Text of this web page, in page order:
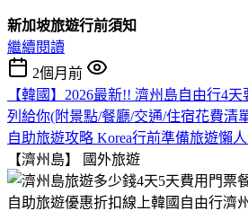
新加坡旅遊行前須知
繼續閱讀
2個月前
【韓國】2026最新!! 濟州島自由行4
列給你(附景點/餐廳/交通/住宿花費清
自助旅遊攻略 Korea行前準備旅遊懶
【濟州島】
國外旅遊